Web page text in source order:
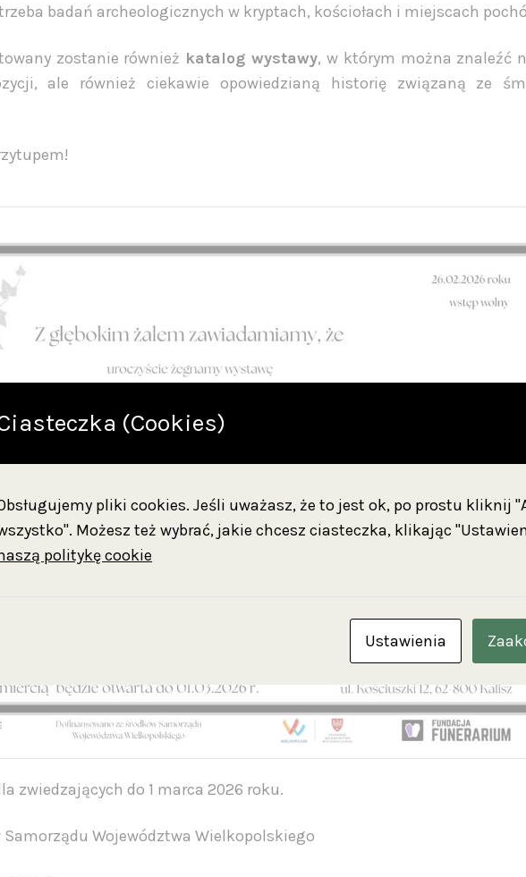
badań archeologicznych w kryptach, kościołach i miejscach
zostanie również katalog wystawy, w którym można znaleźć
ale również ciekawie opowiedzianą historię związaną ze
zwiedzających do 1 marca 2026 roku.
Województwa Wielkopolskiego
(Cookies)
pliki cookies. Jeśli uważasz, że to jest ok, po prostu kliknij
Możesz też wybrać, jakie chcesz ciasteczka, klikając
politykę cookie
Ustawienia